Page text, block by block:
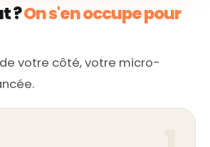
?On s'en occupe pour
votre côté, votre micro-